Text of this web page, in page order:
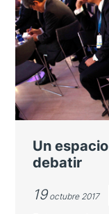
Foro
ambos
Desde 1997
participantes
relevancia
Un
debatir
19octubre 2017